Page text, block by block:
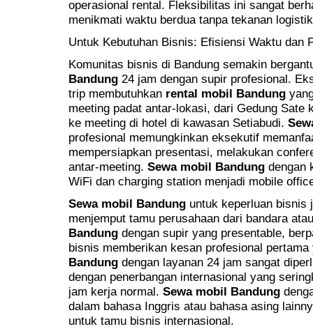
operasional rental. Fleksibilitas ini sangat
menikmati waktu berdua tanpa tekanan
Untuk Kebutuhan Bisnis: Efisiensi Waktu dan
Komunitas bisnis di Bandung semakin
Bandung 24 jam dengan supir profesional.
trip membutuhkan rental mobil Bandung
meeting padat antar-lokasi, dari Gedung Sate
ke meeting di hotel di kawasan Setiabudi.
profesional memungkinkan eksekutif
mempersiapkan presentasi, melakukan
antar-meeting. Sewa mobil Bandung dengan
WiFi dan charging station menjadi mobile
Sewa mobil Bandung untuk keperluan bisnis
menjemput tamu perusahaan dari bandara
Bandung dengan supir yang presentable,
bisnis memberikan kesan profesional
Bandung dengan layanan 24 jam sangat
dengan penerbangan internasional yang
jam kerja normal. Sewa mobil Bandung
dalam bahasa Inggris atau bahasa asing
untuk tamu bisnis internasional.